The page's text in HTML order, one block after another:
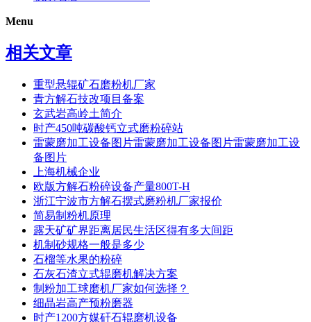
Menu
相关文章
重型悬辊矿石磨粉机厂家
青方解石技改项目备案
玄武岩高岭土简介
时产450吨碳酸钙立式磨粉碎站
雷蒙磨加工设备图片雷蒙磨加工设备图片雷蒙磨加工设
备图片
上海机械企业
欧版方解石粉碎设备产量800T-H
浙江宁波市方解石摆式磨粉机厂家报价
简易制粉机原理
露天矿矿界距离居民生活区得有多大间距
机制砂规格一般是多少
石榴等水果的粉碎
石灰石渣立式辊磨机解决方案
制粉加工球磨机厂家如何选择？
细晶岩高产预粉磨器
时产1200方媒矸石辊磨机设备